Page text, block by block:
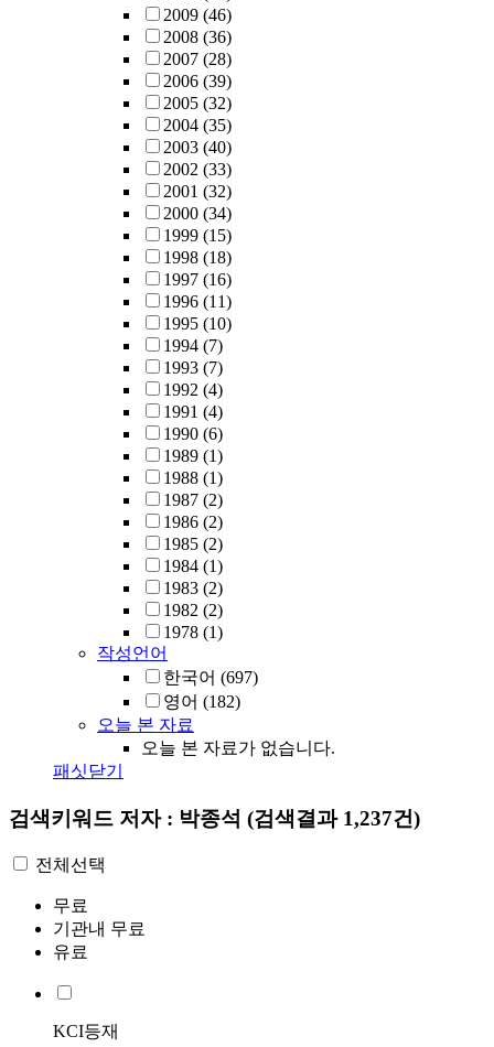
2009 (46)
2008 (36)
2007 (28)
2006 (39)
2005 (32)
2004 (35)
2003 (40)
2002 (33)
2001 (32)
2000 (34)
1999 (15)
1998 (18)
1997 (16)
1996 (11)
1995 (10)
1994 (7)
1993 (7)
1992 (4)
1991 (4)
1990 (6)
1989 (1)
1988 (1)
1987 (2)
1986 (2)
1985 (2)
1984 (1)
1983 (2)
1982 (2)
1978 (1)
작성언어
한국어 (697)
영어 (182)
오늘 본 자료
오늘 본 자료가 없습니다.
패싯닫기
검색키워드 저자 : 박종석 (검색결과 1,237건)
전체선택
무료
기관내 무료
유료
KCI등재